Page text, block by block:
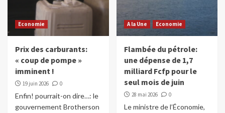
Economie
Prix des carburants:
« coup de pompe »
imminent !
19 juin 2026 0
Enfin! pourrait-on dire…: le
gouvernement Brotherson
A la Une Economie
Flambée du pétrole:
une dépense de 1,7
milliard Fcfp pour le
seul mois de juin
28 mai 2026 0
Le ministre de l’Économie,